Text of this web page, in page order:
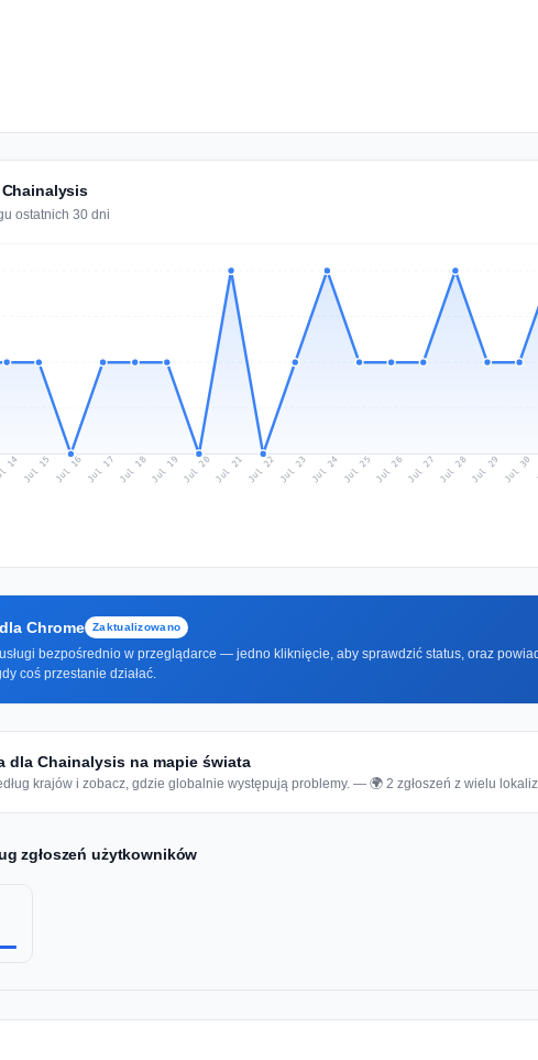
ostatnich 30 dni
14 Jul 15 Jul 16 Jul 17 Jul 18Jul 19 Jul 20 Jul 21 Jul 22 Jul 23 Jul 24 Jul 25 Jul 26Jul 27 Jul 28Jul 29 Jul 30
Chrome Zaktualizowano
bezpośrednio w przeglądarce — jedno kliknięcie, aby sprawdzić status, oraz
coś przestanie działać.
dla Chainalysis na mapie świata
krajów i zobacz, gdzie globalnie występują problemy. — 🌍 2 zgłoszeń z wielu
zgłoszeń użytkowników